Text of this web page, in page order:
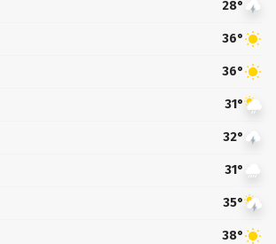
28°
36°
36°
31°
32°
31°
35°
38°